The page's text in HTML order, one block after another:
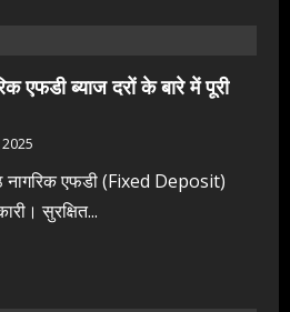
एफडी ब्याज दरों के बारे में पूरी
नागरिक एफडी (Fixed Deposit)
सुरक्षित...